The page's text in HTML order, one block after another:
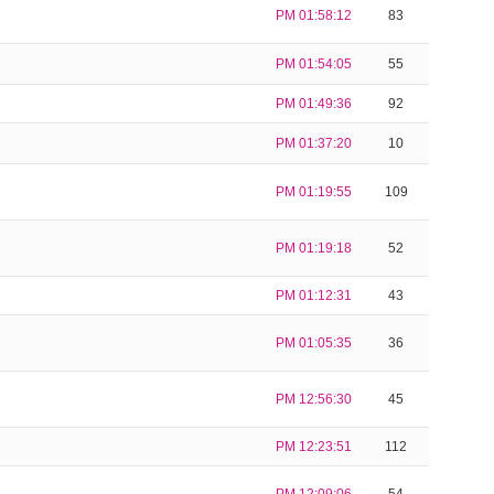
PM 01:58:12 83
PM 01:54:05 55
PM 01:49:36 92
PM 01:37:20 10
PM 01:19:55 109
PM 01:19:18 52
PM 01:12:31 43
PM 01:05:35 36
PM 12:56:30 45
PM 12:23:51 112